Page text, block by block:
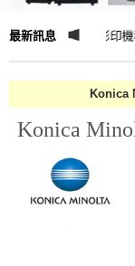
最新訊息
美企業有限公司-影印機
Konica
Konica